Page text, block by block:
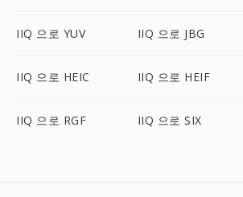
IIQ 으로 YUV IIQ 으로 JBG
IIQ 으로 HEIC IIQ 으로 HEIF
IIQ 으로 RGF IIQ 으로 SIX